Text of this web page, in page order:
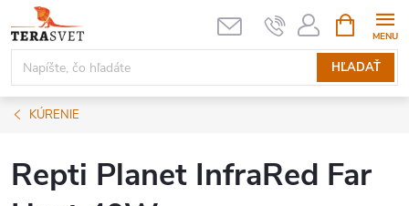
na
obsah
HĽADAŤ
KOŠÍK
KÚRENIE
Repti Planet InfraRed Far